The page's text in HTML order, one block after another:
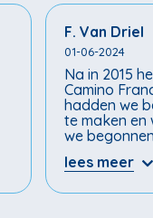
F. Van Driel
01-06-2024
Na in 2015
Camino
hadden we
te maken en
we
organisatie
van Burgos
lees meer